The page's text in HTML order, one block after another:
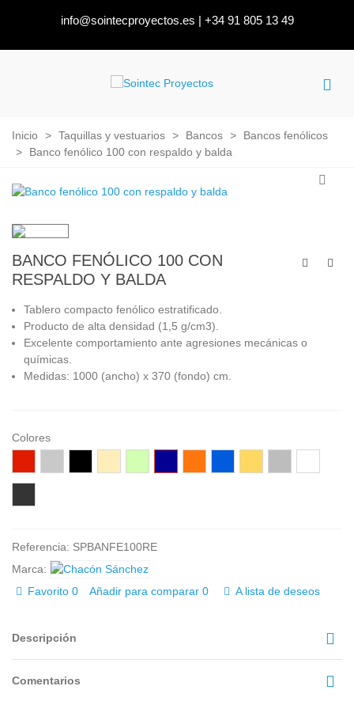
info@sointecproyectos.es | +34 91 805 13 49
Inicio > Taquillas y vestuarios > Bancos >
Bancos fenólicos
>
Banco fenólico 100 con respaldo y balda
BANCO FENÓLICO 100 CON
RESPALDO Y BALDA
Tablero compacto fenólico estratificado.
Producto de alta densidad (1,5 g/cm3).
Excelente comportamiento ante agresiones mecánicas o
químicas.
Medidas: 1000 (ancho) x 370 (fondo) cm.
Colores
agua marino
Royal
oscuro
Referencia: SPBANFE100RE
Marca:
Favorito 0 Añadir para comparar 0 A lista de deseos
Descripción
Comentarios